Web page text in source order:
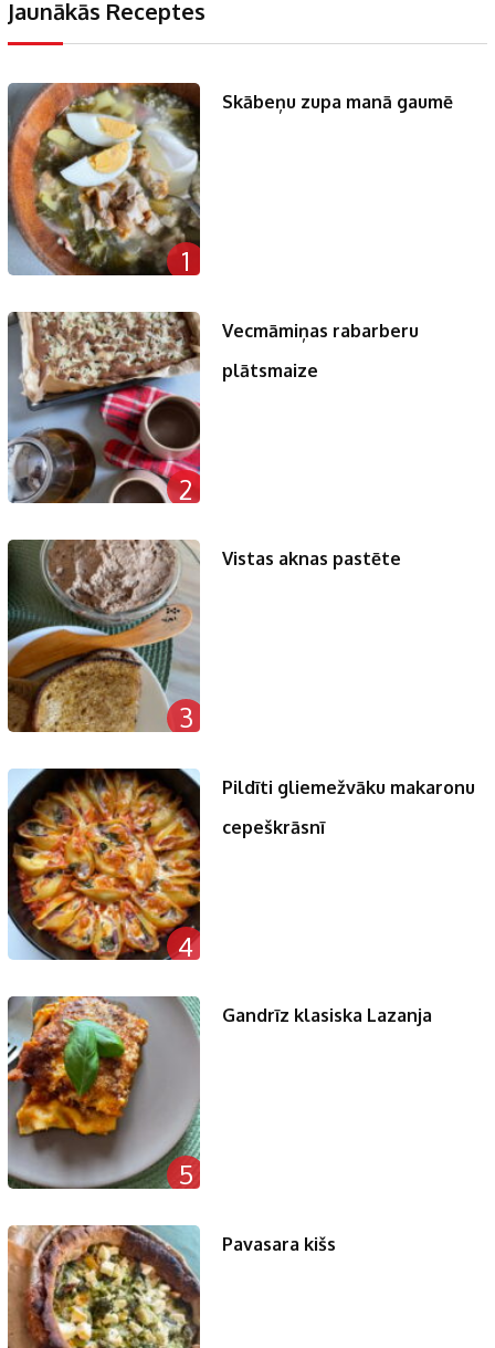
Jaunākās Receptes
1
Skābeņu zupa manā gaumē
2
Vecmāmiņas rabarberu
plātsmaize
3
Vistas aknas pastēte
4
Pildīti gliemežvāku makaronu
cepeškrāsnī
5
Gandrīz klasiska Lazanja
Pavasara kišs